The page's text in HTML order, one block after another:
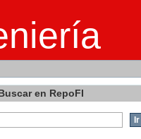
en RepoFI